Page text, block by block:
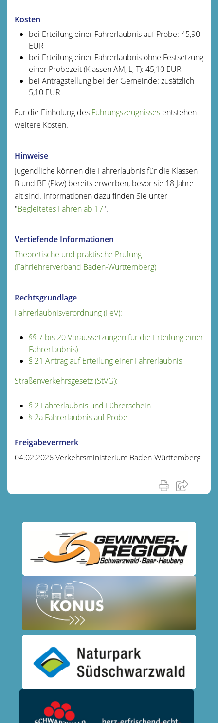
Kosten
bei Erteilung einer Fahrerlaubnis auf Probe: 45,90
EUR
bei Erteilung einer Fahrerlaubnis ohne Festsetzung
einer Probezeit (Klassen AM, L, T): 45,10 EUR
bei Antragstellung bei der Gemeinde: zusätzlich
5,10 EUR
Für die Einholung des Führungszeugnisses entstehen
weitere Kosten.
Hinweise
Jugendliche können die Fahrerlaubnis für die Klassen
B und BE (Pkw) bereits erwerben, bevor sie 18 Jahre
alt sind. Informationen dazu finden Sie unter
"Begleitetes Fahren ab 17".
Vertiefende Informationen
Theoretische und praktische Prüfung
(Fahrlehrerverband Baden-Württemberg)
Rechtsgrundlage
Fahrerlaubnisverordnung (FeV):
§§ 7 bis 20 Voraussetzungen für die Erteilung einer
Fahrerlaubnis)
§ 21 Antrag auf Erteilung einer Fahrerlaubnis
Straßenverkehrsgesetz (StVG):
§ 2 Fahrerlaubnis und Führerschein
§ 2a Fahrerlaubnis auf Probe
Freigabevermerk
04.02.2026Verkehrsministerium Baden-Württemberg